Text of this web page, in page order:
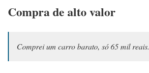
Compra de alto valor
Comprei um carro barato, só 65 mil reais.